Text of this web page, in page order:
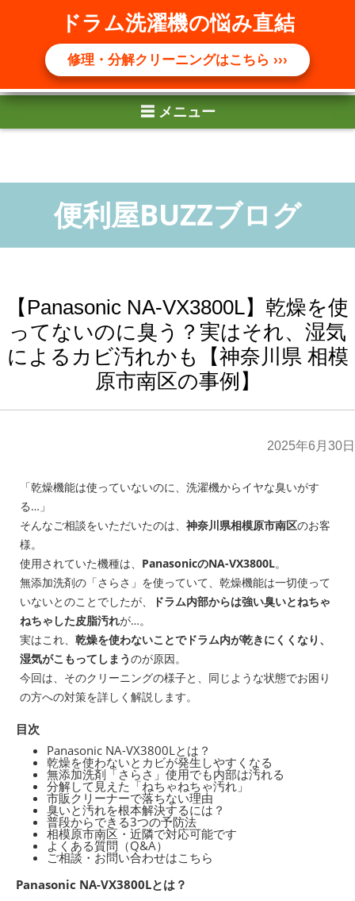
☰ メニュー
ドラム洗濯機の悩み直結
修理・分解クリーニングはこちら ›››
【Panasonic NA-VX3800L】乾燥を使
ってないのに臭う？実はそれ、湿気
によるカビ汚れかも【神奈川県 相模
原市南区の事例】
2025年6月30日
「乾燥機能は使っていないのに、洗濯機からイヤな臭いがす
る…」
そんなご相談をいただいたのは、 神奈川県相模原市南区のお客
様。
使用されていた機種は、 PanasonicのNA-VX3800L。
無添加洗剤の「さらさ」を使っていて、乾燥機能は一切使って
いないとのことでしたが、
ドラム内部からは強い臭いとねちゃ
ねちゃした皮脂汚れが…。
実はこれ、 乾燥を使わないことでドラム内が乾きにくくなり、
湿気がこもってしまうのが原因。
今回は、そのクリーニングの様子と、同じような状態でお困り
の方への対策を詳しく解説します。
目次
Panasonic NA-VX3800Lとは？
乾燥を使わないとカビが発生しやすくなる
無添加洗剤「さらさ」使用でも内部は汚れる
分解して見えた「ねちゃねちゃ汚れ」
市販クリーナーで落ちない理由
臭いと汚れを根本解決するには？
普段からできる3つの予防法
相模原市南区・近隣で対応可能です
よくある質問（Q&A）
ご相談・お問い合わせはこちら
Panasonic NA-VX3800Lとは？